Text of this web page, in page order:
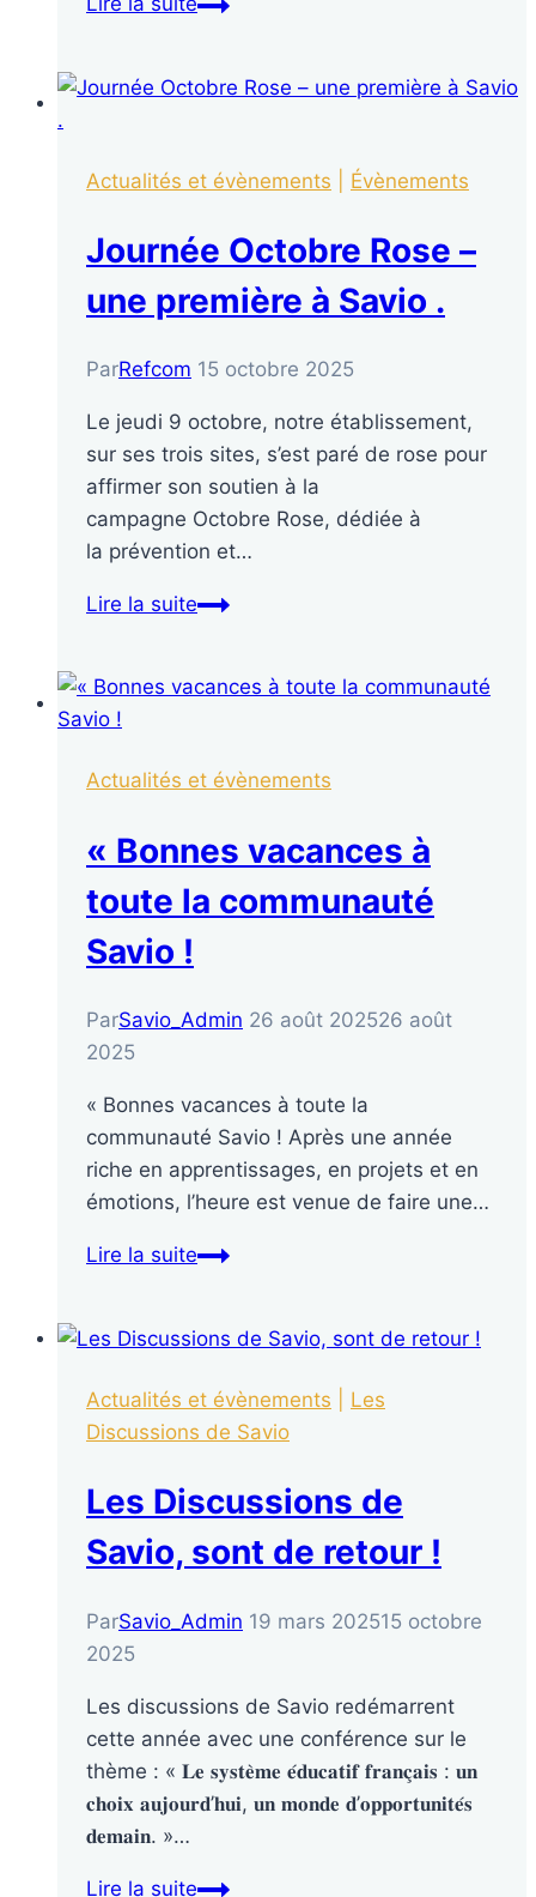
Actualités et évènements Évènements
Journée Octobre Rose –
une première à Savio .
ParRefcom 15 octobre 2025
Le jeudi 9 octobre, notre établissement,
sur ses trois sites, s’est paré de rose pour
affirmer son soutien à la
campagne Octobre Rose, dédiée à
la prévention et…
Lire la suite
Actualités et évènements
« Bonnes vacances à
toute la communauté
Savio !
ParSavio_Admin 26 août 202526 août
2025
« Bonnes vacances à toute la
communauté Savio ! Après une année
riche en apprentissages, en projets et en
émotions, l’heure est venue de faire une…
Lire la suite
Actualités et évènements
Les
Discussions de Savio
Les Discussions de
Savio, sont de retour !
ParSavio_Admin 19 mars 202515 octobre
2025
Les discussions de Savio redémarrent
cette année avec une conférence sur le
thème : « 𝐋𝐞 𝐬𝐲𝐬𝐭𝐞̀𝐦𝐞 𝐞́𝐝𝐮𝐜𝐚𝐭𝐢𝐟 𝐟𝐫𝐚𝐧𝐜̧𝐚𝐢𝐬 : 𝐮𝐧
𝐜𝐡𝐨𝐢𝐱 𝐚𝐮𝐣𝐨𝐮𝐫𝐝’𝐡𝐮𝐢, 𝐮𝐧 𝐦𝐨𝐧𝐝𝐞 𝐝’𝐨𝐩𝐩𝐨𝐫𝐭𝐮𝐧𝐢𝐭𝐞́𝐬
𝐝𝐞𝐦𝐚𝐢𝐧. »…
Lire la suite